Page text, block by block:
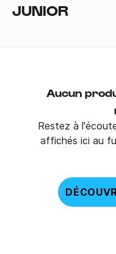
JUNIOR
Aucun
Restez à
affichés ici au